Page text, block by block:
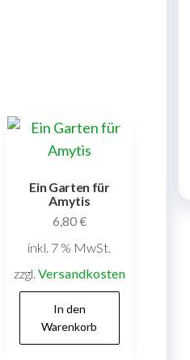
Ein Garten für
Amytis
6,80€
inkl. 7 % MwSt.
zzgl. Versandkosten
In den
Warenkorb